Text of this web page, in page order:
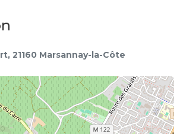
21160 Marsannay-la-Côte